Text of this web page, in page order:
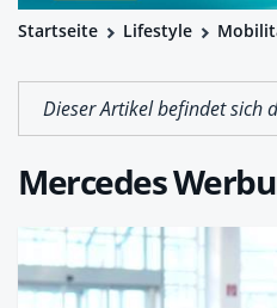
Startseite Lifestyle
Dieser Artikel befindet sich
Mercedes